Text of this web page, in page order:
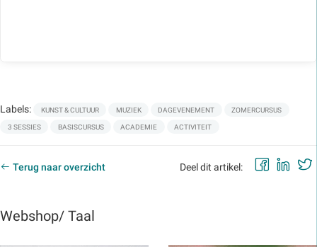
Labels: KUNST & CULTUUR MUZIEK DAGEVENEMENT ZOMERCURSUS
3 SESSIES BASISCURSUS ACADEMIE ACTIVITEIT
Terug naar overzicht Deel dit artikel:
Webshop/ Taal